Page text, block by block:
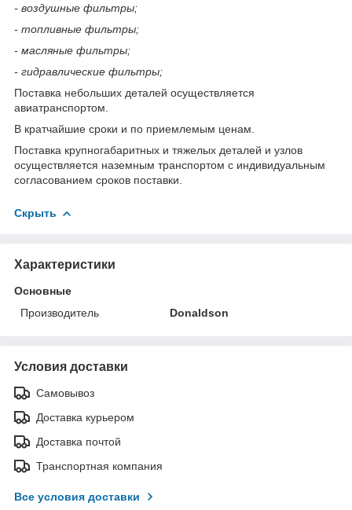
- воздушные фильтры;
- топливные фильтры;
- масляные фильтры;
- гидравлические фильтры;
Поставка небольших деталей осуществляется
авиатранспортом.
В кратчайшие сроки и по приемлемым ценам.
Поставка крупногабаритных и тяжелых деталей и узлов
осуществляется наземным транспортом с индивидуальным
согласованием сроков поставки.
Скрыть
Характеристики
Основные
Производитель
Donaldson
Условия доставки
Самовывоз
Доставка курьером
Доставка почтой
Транспортная компания
Все условия доставки